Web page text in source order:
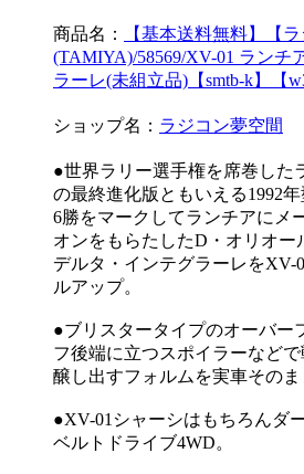
商品名：
【基本送料無料】【
(TAMIYA)/58569/XV-01 ランチ
ラーレ(未組立品)【smtb-k】【
ショップ名： ラジコン夢空間
●世界ラリー選手権を席巻した
の最終進化版ともいえる1992
6勝をマークしてランチアにメ
オンをもらたしたD・オリオー
デルタ・インテグラーレをXV-
ルアップ。
●ブリスタータイプのオーバー
フ後端に立つスポイラーなど
醸し出すフォルムを実車そのま
●XV-01シャーシはもちろんダ
ベルトドライブ4WD。